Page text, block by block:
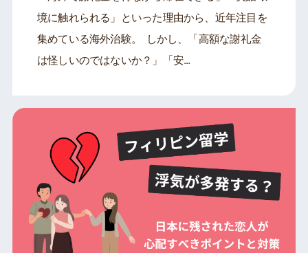
境に触れられる」といった理由から、近年注目を
集めている海外治験。 しかし、「高額な謝礼金
は怪しいのではないか？」「安...